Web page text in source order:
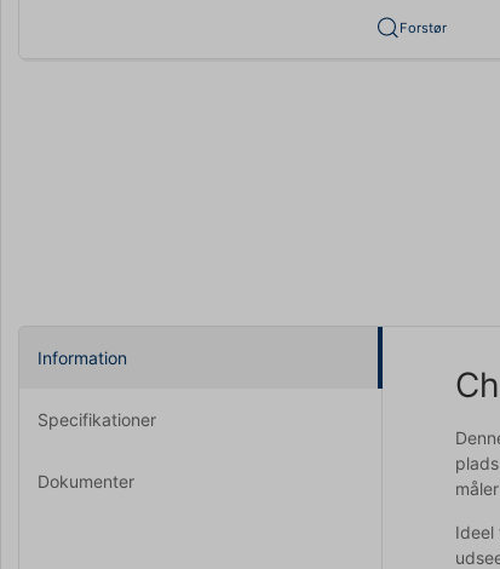
Forstør
Information
Specifikationer
Dokumenter
Ideel